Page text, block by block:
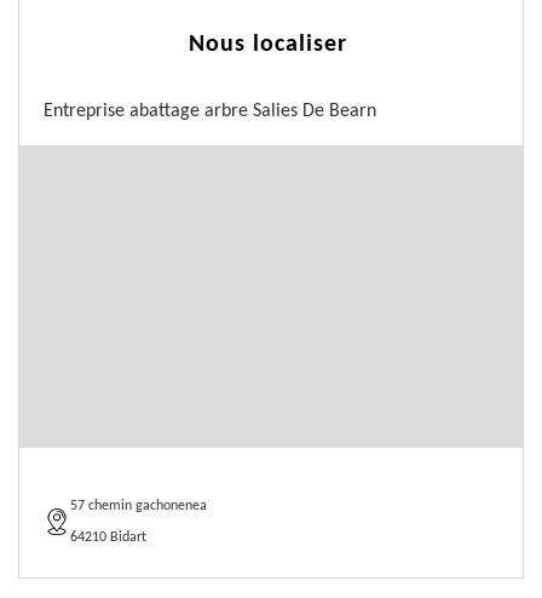
Nous localiser
Entreprise abattage arbre Salies De Bearn
57 chemin gachonenea
64210 Bidart